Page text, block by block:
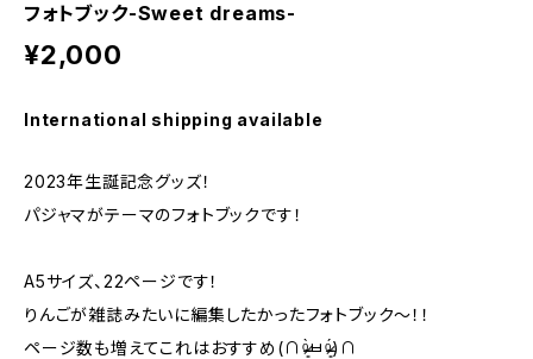
フォトブック-Sweet dreams-
¥2,000
International shipping available
2023年生誕記念グッズ！
パジャマがテーマのフォトブックです！
A5サイズ、22ページです！
りんごが雑誌みたいに編集したかったフォトブック〜！！
ページ数も増えてこれはおすすめ(∩ᵒ̴̶̷͈̀ㅂᵒ̴̶̷͈́)∩